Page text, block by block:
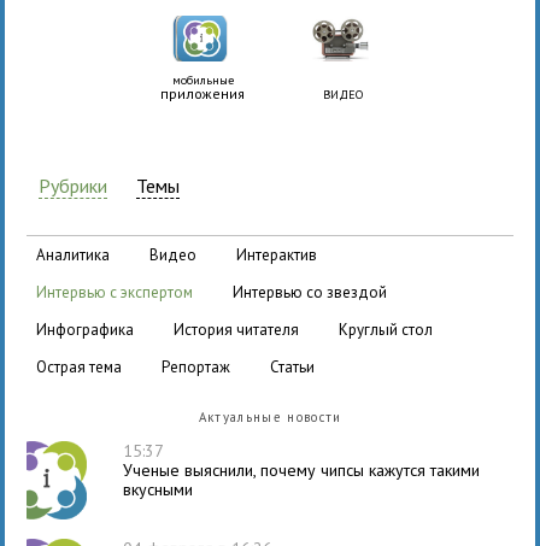
мобильные
приложения ВИДЕО
Рубрики Темы
аналитика видео
интерактив
интервью с экспертом
интервью со звездой
инфографика
история читателя
круглый стол
острая тема
репортаж статьи
Актуальные новости
15:37
Ученые выяснили, почему чипсы кажутся такими
вкусными